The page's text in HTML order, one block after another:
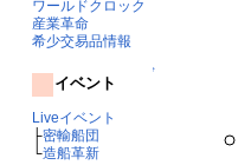
ワールドクロック
産業革命
希少交易品情報
↑
イベント
Liveイベント
├密輸船団
└造船革新